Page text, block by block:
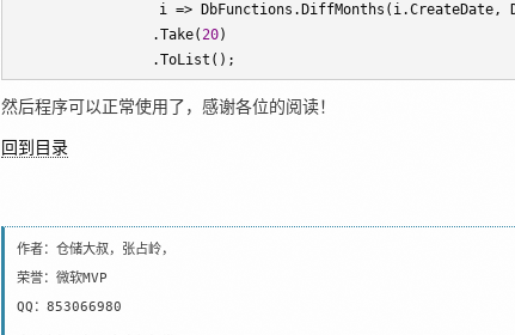
                  i
=> DbFunctions.DiffMonths(i.CreateDate,
.Take(20)
.ToList();
然后程序可以正常使用了，感谢各位的阅读！
回到目录
作者：仓储大叔，张占岭，
荣誉：微软MVP
QQ：853066980